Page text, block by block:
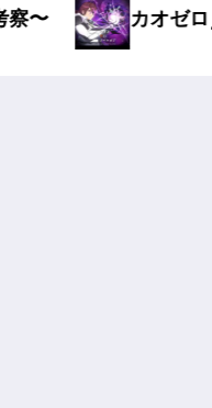
_01〜どストライク〜